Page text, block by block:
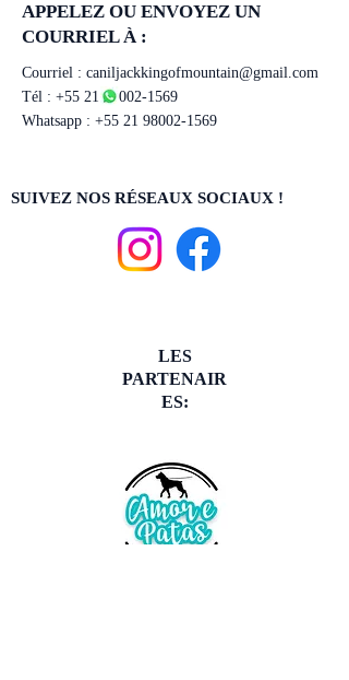
APPELEZ OU ENVOYEZ UN
COURRIEL À :
Courriel : caniljackkingofmountain@gmail.com
Tél : +55 21 98002-1569
Whatsapp : +55 21 98002-1569
SUIVEZ NOS RÉSEAUX SOCIAUX !
LES
PARTENAIR
ES: